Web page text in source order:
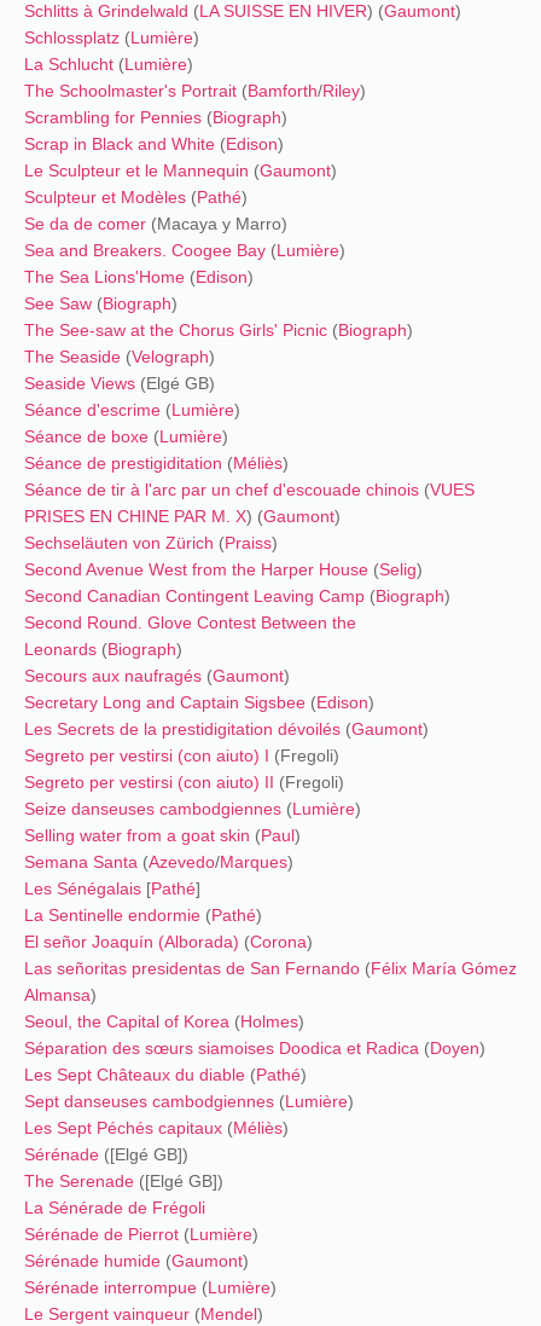
Schlitts à Grindelwald (LA SUISSE EN HIVER) (Gaumont)
Schlossplatz (Lumière)
La Schlucht (Lumière)
The Schoolmaster's Portrait (Bamforth/Riley)
Scrambling for Pennies (Biograph)
Scrap in Black and White (Edison)
Le Sculpteur et le Mannequin (Gaumont)
Sculpteur et Modèles (Pathé)
Se da de comer (Macaya y Marro)
Sea and Breakers. Coogee Bay (Lumière)
The Sea Lions'Home (Edison)
See Saw (Biograph)
The See-saw at the Chorus Girls' Picnic (Biograph)
The Seaside (Velograph)
Seaside Views (Elgé GB)
Séance d'escrime (Lumière)
Séance de boxe (Lumière)
Séance de prestigiditation (Méliès)
Séance de tir à l'arc par un chef d'escouade chinois (VUES
PRISES EN CHINE PAR M. X) (Gaumont)
Sechseläuten von Zürich (Praiss)
Second Avenue West from the Harper House (Selig)
Second Canadian Contingent Leaving Camp (Biograph)
Second Round. Glove Contest Between the
Leonards (Biograph)
Secours aux naufragés (Gaumont)
Secretary Long and Captain Sigsbee (Edison)
Les Secrets de la prestidigitation dévoilés (Gaumont)
Segreto per vestirsi (con aiuto) I (Fregoli)
Segreto per vestirsi (con aiuto) II (Fregoli)
Seize danseuses cambodgiennes (Lumière)
Selling water from a goat skin (Paul)
Semana Santa (Azevedo/Marques)
Les Sénégalais [Pathé]
La Sentinelle endormie (Pathé)
El señor Joaquín (Alborada) (Corona)
Las señoritas presidentas de San Fernando (Félix María Gómez
Almansa)
Seoul, the Capital of Korea (Holmes)
Séparation des sœurs siamoises Doodica et Radica (Doyen)
Les Sept Châteaux du diable (Pathé)
Sept danseuses cambodgiennes (Lumière)
Les Sept Péchés capitaux (Méliès)
Sérénade ([Elgé GB])
The Serenade ([Elgé GB])
La Sénérade de Frégoli
Sérénade de Pierrot (Lumière)
Sérénade humide (Gaumont)
Sérénade interrompue (Lumière)
Le Sergent vainqueur (Mendel)